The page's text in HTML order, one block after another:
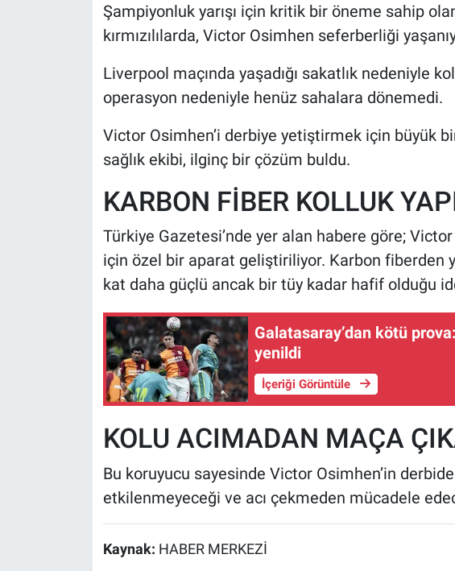
Şampiyonluk yarışı için kritik bir öneme sahip
kırmızılılarda, Victor Osimhen seferberliği
Liverpool maçında yaşadığı sakatlık nedeniyle
operasyon nedeniyle henüz sahalara dönemedi.
Victor Osimhen’i derbiye yetiştirmek için büyük
sağlık ekibi, ilginç bir çözüm buldu.
KARBON FİBER KOLLUK
Türkiye Gazetesi’nde yer alan habere göre;
için özel bir aparat geliştiriliyor. Karbon fiberden
kat daha güçlü ancak bir tüy kadar hafif olduğu
Galatasaray’dan kötü
yenildi
İçeriği Görüntüle
KOLU ACIMADAN MAÇA
Bu koruyucu sayesinde Victor Osimhen’in
etkilenmeyeceği ve acı çekmeden mücadele
Kaynak: HABER MERKEZİ